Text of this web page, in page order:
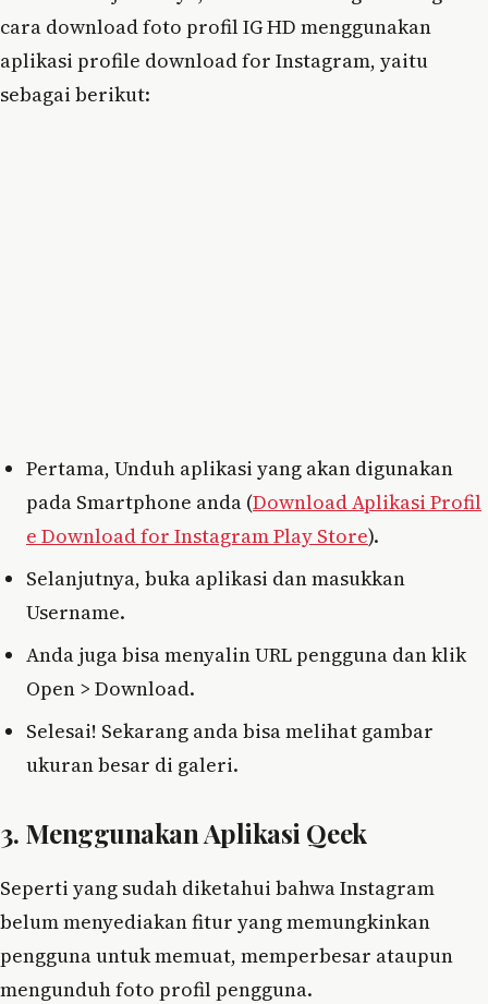
cara download foto profil IG HD menggunakan
aplikasi profile download for Instagram, yaitu
sebagai berikut:
Pertama, Unduh aplikasi yang akan digunakan
pada Smartphone anda (Download Aplikasi Profil
e Download for Instagram Play Store).
Selanjutnya, buka aplikasi dan masukkan
Username.
Anda juga bisa menyalin URL pengguna dan klik
Open > Download.
Selesai! Sekarang anda bisa melihat gambar
ukuran besar di galeri.
3. Menggunakan Aplikasi Qeek
Seperti yang sudah diketahui bahwa Instagram
belum menyediakan fitur yang memungkinkan
pengguna untuk memuat, memperbesar ataupun
mengunduh foto profil pengguna.